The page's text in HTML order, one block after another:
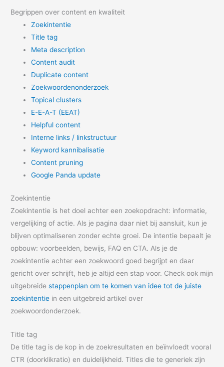
Begrippen over content en kwaliteit
Zoekintentie
Title tag
Meta description
Content audit
Duplicate content
Zoekwoordenonderzoek
Topical clusters
E-E-A-T (EEAT)
Helpful content
Interne links / linkstructuur
Keyword kannibalisatie
Content pruning
Google Panda update
Zoekintentie
Zoekintentie is het doel achter een zoekopdracht: informatie,
vergelijking of actie. Als je pagina daar niet bij aansluit, kun je
blijven optimaliseren zonder echte groei. De intentie bepaalt je
opbouw: voorbeelden, bewijs, FAQ en CTA. Als je de
zoekintentie achter een zoekwoord goed begrijpt en daar
gericht over schrijft, heb je altijd een stap voor. Check ook mijn
uitgebreidestappenplan om te komen van idee tot de juiste
zoekintentie in een uitgebreid artikel over
zoekwoordonderzoek.
Title tag
De title tag is de kop in de zoekresultaten en beïnvloedt vooral
CTR (doorklikratio) en duidelijkheid. Titles die te generiek zijn